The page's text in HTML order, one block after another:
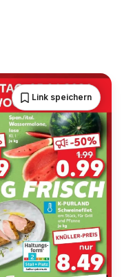
Link speichern